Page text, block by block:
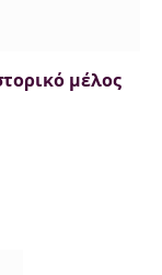
μέλος